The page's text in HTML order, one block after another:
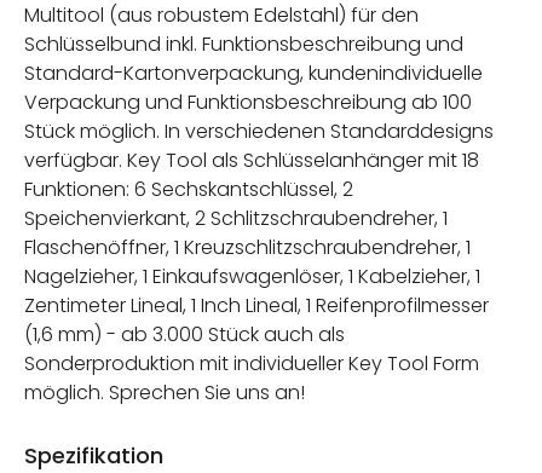
Multitool (aus robustem Edelstahl) für den
Schlüsselbund inkl. Funktionsbeschreibung und
Standard-Kartonverpackung, kundenindividuelle
Verpackung und Funktionsbeschreibung ab 100
Stück möglich. In verschiedenen Standarddesigns
verfügbar. Key Tool als Schlüsselanhänger mit 18
Funktionen: 6 Sechskantschlüssel, 2
Speichenvierkant, 2 Schlitzschraubendreher, 1
Flaschenöffner, 1 Kreuzschlitzschraubendreher, 1
Nagelzieher, 1 Einkaufswagenlöser, 1 Kabelzieher, 1
Zentimeter Lineal, 1 Inch Lineal, 1 Reifenprofilmesser
(1,6 mm) - ab 3.000 Stück auch als
Sonderproduktion mit individueller Key Tool Form
möglich. Sprechen Sie uns an!
Spezifikation